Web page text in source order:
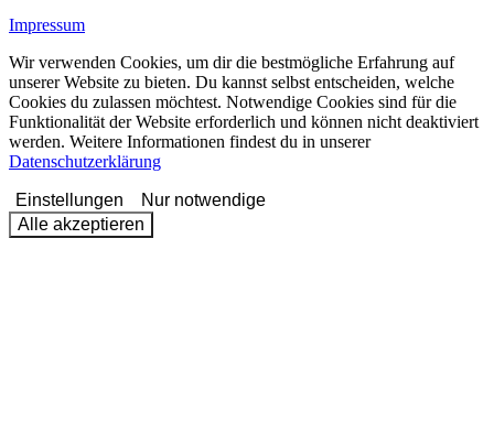
Impressum
Wir verwenden Cookies, um dir die bestmögliche Erfahrung auf
unserer Website zu bieten. Du kannst selbst entscheiden, welche
Cookies du zulassen möchtest. Notwendige Cookies sind für die
Funktionalität der Website erforderlich und können nicht deaktiviert
werden. Weitere Informationen findest du in unserer
Datenschutzerklärung
Einstellungen
Nur notwendige
Alle akzeptieren